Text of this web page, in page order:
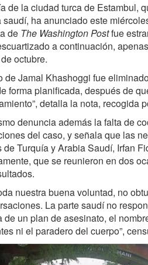
de la ciudad turca de Estambul,
saudí, ha anunciado este
de The Washington Postfue
a continuación,
octubre.
de Jamal Khashoggi fue
forma planificada, después de
detalla la nota, recogida
denuncia además la falta de
del caso, y señala que las
de Turquía y Arabia Saudí, Irfan
que se reunieron en dos
nuestra buena voluntad, no
La parte saudí no
de un plan de asesinato, el
ni el paradero del cuerpo”,